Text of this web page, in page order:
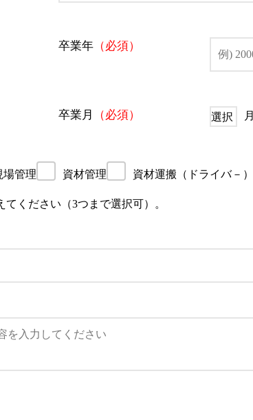
卒業年 （必須）
卒業月 （必須） 月
場管理 資材管理 資材運搬（ドライバ－）
ください（3つまで選択可）。